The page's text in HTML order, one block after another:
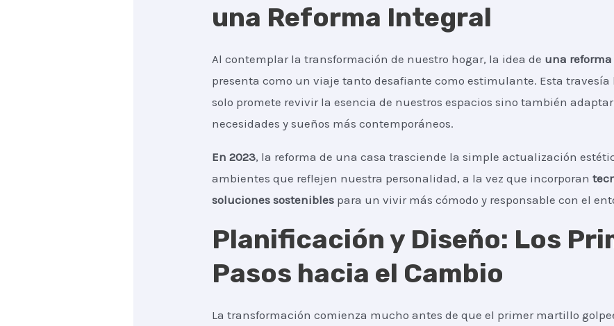
una Reforma Integral
Al contemplar la transformación de nuestro hogar, la idea de una
presenta como un viaje tanto desafiante como estimulante. Esta
solo promete revivir la esencia de nuestros espacios sino también
necesidades y sueños más contemporáneos.
En 2023, la reforma de una casa trasciende la simple actualización
ambientes que reflejen nuestra personalidad, a la vez que incorporan
soluciones sostenibles para un vivir más cómodo y responsable con el
Planificación y Diseño: Los
Pasos hacia el Cambio
La transformación comienza mucho antes de que el primer martillo